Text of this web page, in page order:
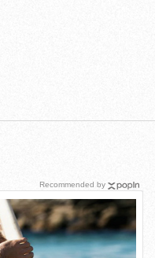
Recommended by